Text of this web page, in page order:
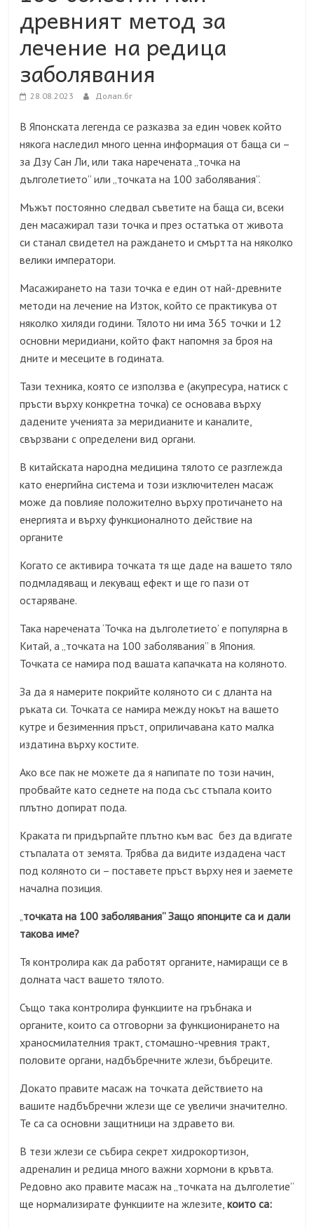
древният метод за
лечение на редица
заболявания
28.08.2023 Долап.бг
В Японската легенда се разказва за един човек който
някога наследил много ценна информация от баща си –
за Дзу Сан Ли, или така наречената „точка на
дълголетието” или „точката на 100 заболявания”.
Мъжът постоянно следвал съветите на баща си, всеки
ден масажирал тази точка и през остатъка от живота
си станал свидетел на раждането и смъртта на няколко
велики императори.
Масажирането на тази точка е един от най-древните
методи на лечение на Изток, който се практикува от
няколко хиляди години. Тялото ни има 365 точки и 12
основни меридиани, който факт напомня за броя на
дните и месеците в годината.
Тази техника, която се използва е (акупресура, натиск с
пръсти върху конкретна точка) се основава върху
дадените ученията за меридианите и каналите,
свързвани с определени вид органи.
В китайската народна медицина тялото се разглежда
като енергийна система и този изключителен масаж
може да повлияе положително върху протичането на
енергията и върху функционалното действие на
органите
Когато се активира точката тя ще даде на вашето тяло
подмладяващ и лекуващ ефект и ще го пази от
остаряване.
Така наречената ‘Точка на дълголетието’ е популярна в
Китай, а „точката на 100 заболявания” в Япония.
Точката се намира под вашата капачката на коляното.
За да я намерите покрийте коляното си с дланта на
ръката си. Точката се намира между нокът на вашето
кутре и безименния пръст, оприличавана като малка
издатина върху костите.
Ако все пак не можете да я напипате по този начин,
пробвайте като седнете на пода със стъпала които
плътно допират пода.
Краката ги придърпайте плътно към вас без да вдигате
стъпалата от земята. Трябва да видите издадена част
под коляното си – поставете пръст върху нея и заемете
начална позиция.
„точката на 100 заболявания” Защо японците са и дали
такова име?
Тя контролира как да работят органите, намиращи се в
долната част вашето тялото.
Също така контролира функциите на гръбнака и
органите, които са отговорни за функционирането на
храносмилателния тракт, стомашно-чревния тракт,
половите органи, надбъбречните жлези, бъбреците.
Докато правите масаж на точката действието на
вашите надбъбречни жлези ще се увеличи значително.
Те са са основни защитници на здравето ви.
В тези жлези се събира секрет хидрокортизон,
адреналин и редица много важни хормони в кръвта.
Редовно ако правите масаж на „точката на дълголетие”
ще нормализирате функциите на жлезите,които са: